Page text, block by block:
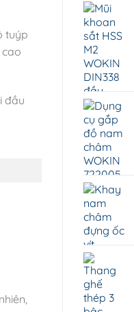
tuýp
cao
đầu